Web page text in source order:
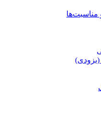
مناسبت‌ها